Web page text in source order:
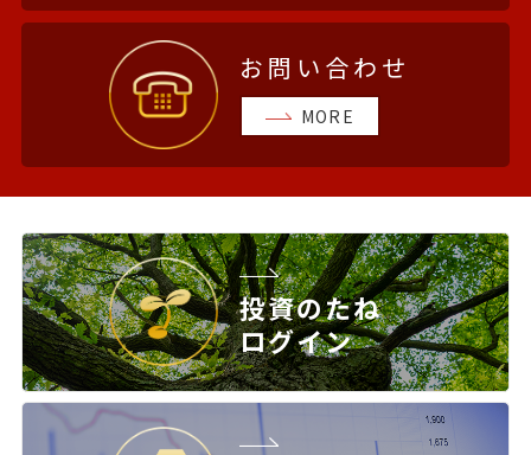
お問い合わせ
MORE
投資のたね
ログイン